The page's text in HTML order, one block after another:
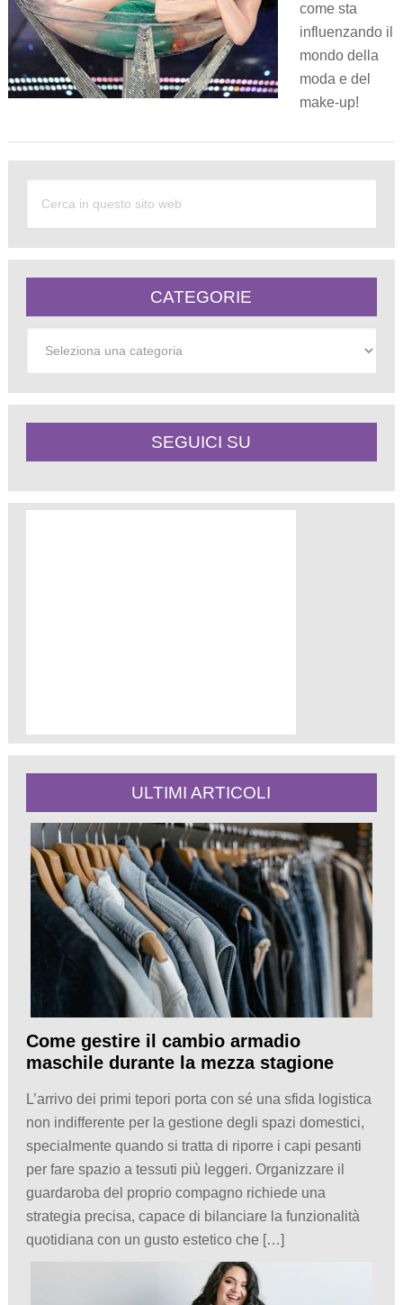
come sta
influenzando il
mondo della
moda e del
make-up!
CATEGORIE
SEGUICI SU
ULTIMI ARTICOLI
Come gestire il cambio armadio
maschile durante la mezza stagione
L’arrivo dei primi tepori porta con sé una sfida logistica
non indifferente per la gestione degli spazi domestici,
specialmente quando si tratta di riporre i capi pesanti
per fare spazio a tessuti più leggeri. Organizzare il
guardaroba del proprio compagno richiede una
strategia precisa, capace di bilanciare la funzionalità
quotidiana con un gusto estetico che […]